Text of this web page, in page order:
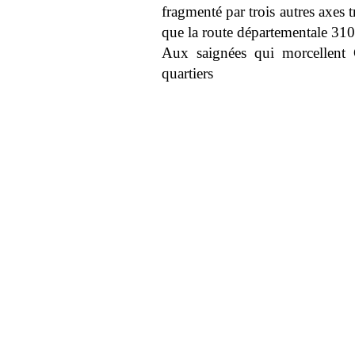
fragmenté par trois autres axes
que la route départementale
Aux saignées qui
quartiers